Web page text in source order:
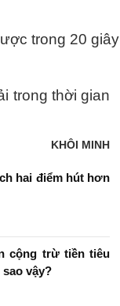
trong thời gian
KHÔI MINH
hai điểm hút hơn
cộng trừ tiền tiêu
sao vậy?